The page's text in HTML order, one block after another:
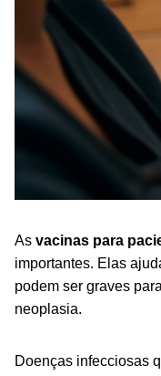
As vacinas para
importantes. Elas
podem ser graves
neoplasia.
Doenças infecciosas